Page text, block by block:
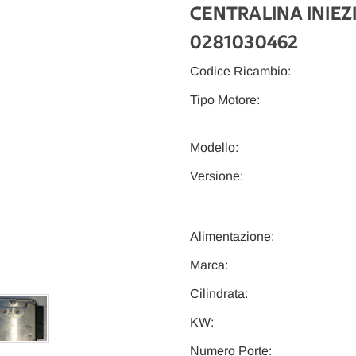
CENTRALINA
0281030462
Modello:
Versione:
Codice Ricambio:
Cilindrata:
Alimentazione:
Tipo Motore:
Marca:
KW:
Numero Porte: